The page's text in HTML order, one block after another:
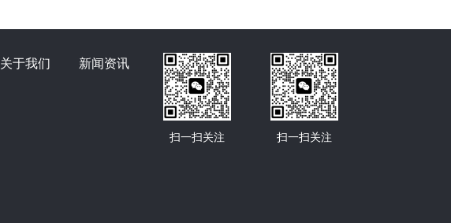
关于我们 新闻资讯
扫一扫关注 扫一扫关注